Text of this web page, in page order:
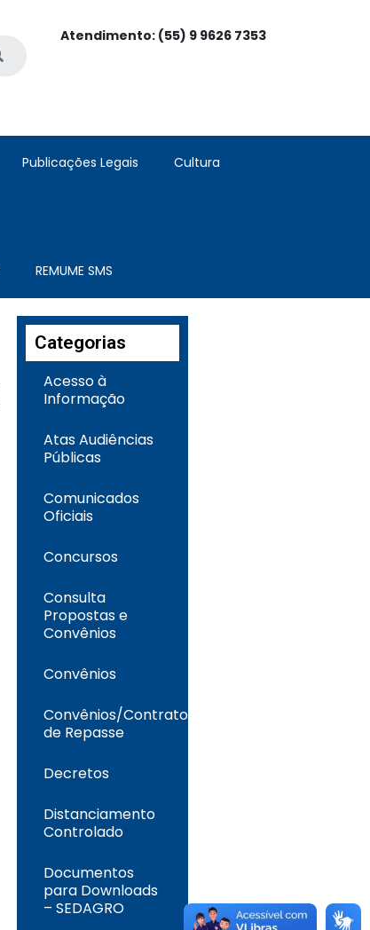
Atendimento: (55) 9 9626 7353
Publicações Legais Cultura
REMUME SMS
Categorias
Acesso à
Informação
Atas Audiências
Públicas
Comunicados
Oficiais
Concursos
Consulta
Propostas e
Convênios
Convênios
Convênios/Contrato
de Repasse
Decretos
Distanciamento
Controlado
Documentos
para Downloads
– SEDAGRO